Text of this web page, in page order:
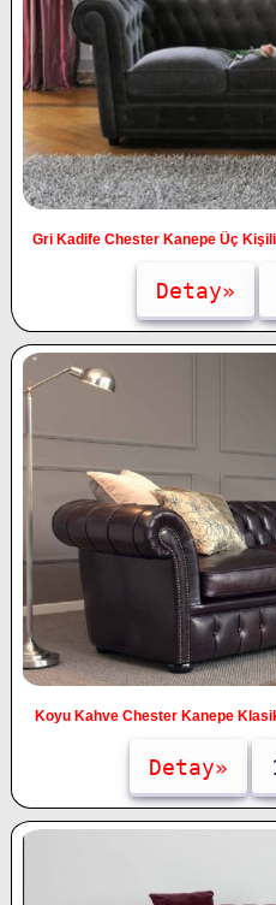
Gri Kadife Chester Kanepe Üç
Detay»
Koyu Kahve Chester Kanepe
Detay»